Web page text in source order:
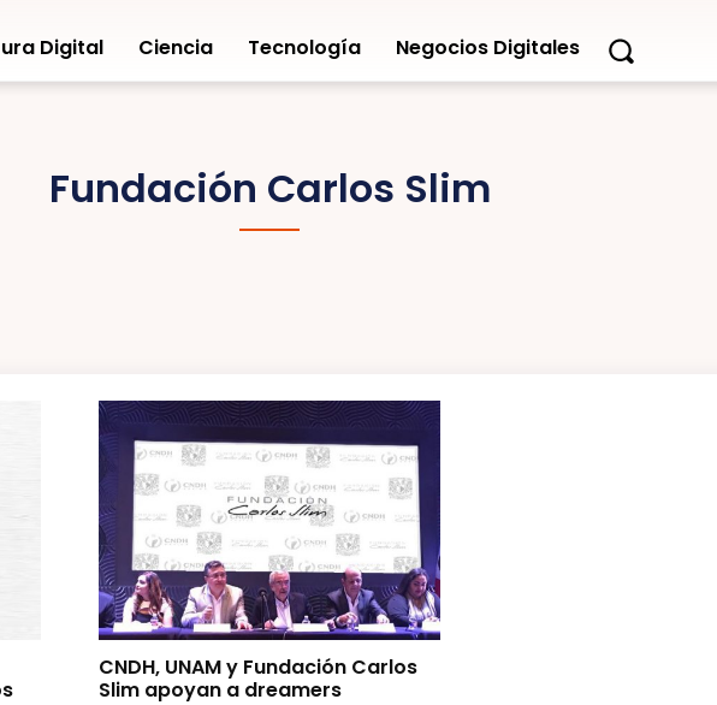
Digital Ciencia Tecnología Negocios Digitales
Fundación Carlos Slim
CNDH, UNAM y Fundación Carlos
Slim apoyan a dreamers